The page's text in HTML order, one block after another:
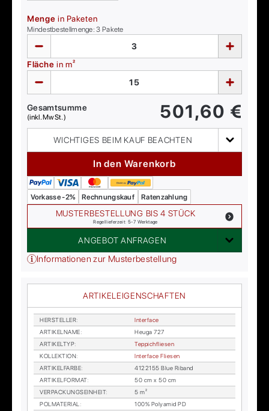
Menge in Paketen
Mindestbestellmenge:3 Pakete
Fläche in m²
Gesamtsumme
(inkl. MwSt.) 501,60 €
WICHTIGES BEIM KAUF BEACHTEN
In den Warenkorb
Vorkasse -2% Rechnungskauf Ratenzahlung
MUSTERBESTELLUNG BIS 4 STÜCK
Regellieferzeit: 5-7 Werktage
ANGEBOT ANFRAGEN
Informationen zur Musterbestellung
ARTIKELEIGENSCHAFTEN
HER­STEL­LER:
In­ter­face
AR­TI­KEL­NA­ME:
Heu­ga 727
AR­TI­KEL­TYP:
Tep­pich­flie­sen
KOL­LEK­TI­ON:
In­ter­face Flie­sen
AR­TI­KEL­FAR­BE:
4122155 Blue Ri­band
AR­TI­KEL­FOR­MAT:
50 cm x 50 cm
VER­PA­CKUNGS­EIN­HEIT:
5 m²
POL­MA­TE­RI­AL:
100% Po­ly­amid PD